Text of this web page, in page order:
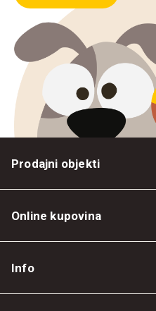
Prodajni objekti
Online kupovina
Info